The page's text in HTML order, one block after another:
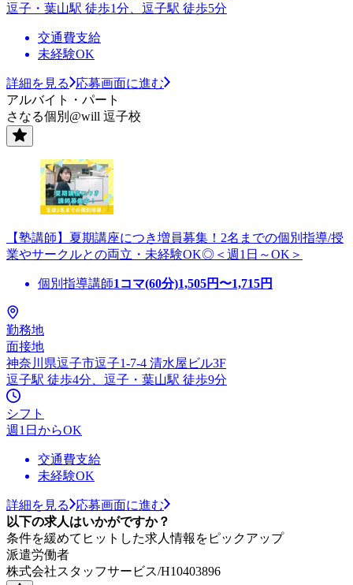
逗子・葉山駅 徒歩1分、逗子駅 徒歩5分
交通費支給
未経験OK
詳細を見る
応募画面に進む
アルバイト・パート
さなる個別@will 逗子校
【塾講師】夏期講座につき増員募集！2名までの個別指導/授
業やサークルとの両立・未経験OK◎＜週1日～OK＞
個別指導講師1コマ(60分)1,505円〜1,715円
勤務地
面接地
神奈川県逗子市逗子1-7-4 清水屋ビル3F
逗子駅 徒歩4分、逗子・葉山駅 徒歩9分
シフト
週1日からOK
交通費支給
未経験OK
詳細を見る
応募画面に進む
以下の求人はいかがですか？
条件を緩めてヒットした求人情報をピックアップ
派遣労働者
株式会社スタッフサービス/H10403896